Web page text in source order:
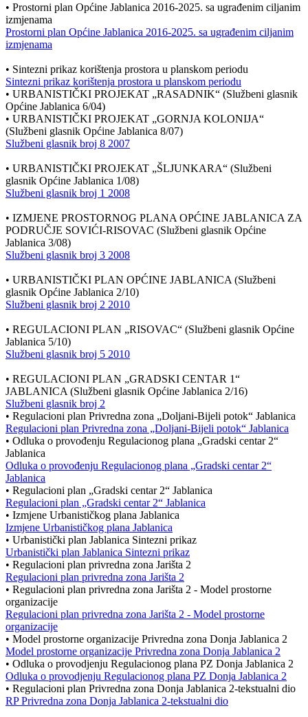
• Prostorni plan Općine Jablanica 2016-2025. sa ugrađenim ciljanim
izmjenama
Prostorni plan Općine Jablanica 2016-2025. sa ugrađenim ciljanim
izmjenama
• Sintezni prikaz korištenja prostora u planskom periodu
Sintezni prikaz korištenja prostora u planskom periodu
• URBANISTIČKI PROJEKAT „RASADNIK“ (Službeni glasnik
Općine Jablanica 6/04)
• URBANISTIČKI PROJEKAT „GORNJA KOLONIJA“
(Službeni glasnik Općine Jablanica 8/07)
Službeni glasnik broj 8 2007
• URBANISTIČKI PROJEKAT „ŠLJUNKARA“ (Službeni
glasnik Općine Jablanica 1/08)
Službeni glasnik broj 1 2008
• IZMJENE PROSTORNOG PLANA OPĆINE JABLANICA ZA
PODRUČJE SOVIĆI-RISOVAC (Službeni glasnik Općine
Jablanica 3/08)
Službeni glasnik broj 3 2008
• URBANISTIČKI PLAN OPĆINE JABLANICA (Službeni
glasnik Općine Jablanica 2/10)
Službeni glasnik broj 2 2010
• REGULACIONI PLAN „RISOVAC“ (Službeni glasnik Općine
Jablanica 5/10)
Službeni glasnik broj 5 2010
• REGULACIONI PLAN „GRADSKI CENTAR 1“
JABLANICA (Službeni glasnik Općine Jablanica 2/16)
Službeni glasnik broj 2
• Regulacioni plan Privredna zona „Doljani-Bijeli potok“ Jablanica
Regulacioni plan Privredna zona „Doljani-Bijeli potok“ Jablanica
• Odluka o provođenju Regulacionog plana „Gradski centar 2“
Jablanica
Odluka o provođenju Regulacionog plana „Gradski centar 2“
Jablanica
• Regulacioni plan „Gradski centar 2“ Jablanica
Regulacioni plan „Gradski centar 2“ Jablanica
• Izmjene Urbanističkog plana Jablanica
Izmjene Urbanističkog plana Jablanica
• Urbanistički plan Jablanica Sintezni prikaz
Urbanistički plan Jablanica Sintezni prikaz
• Regulacioni plan privredna zona Jarišta 2
Regulacioni plan privredna zona Jarišta 2
• Regulacioni plan privredna zona Jarišta 2 - Model prostorne
organizacije
Regulacioni plan privredna zona Jarišta 2 - Model prostorne
organizacije
• Model prostorne organizacije Privredna zona Donja Jablanica 2
Model prostorne organizacije Privredna zona Donja Jablanica 2
• Odluka o provodjenju Regulacionog plana PZ Donja Jablanica 2
Odluka o provodjenju Regulacionog plana PZ Donja Jablanica 2
• Regulacioni plan Privredna zona Donja Jablanica 2-tekstualni dio
RP Privredna zona Donja Jablanica 2-tekstualni dio